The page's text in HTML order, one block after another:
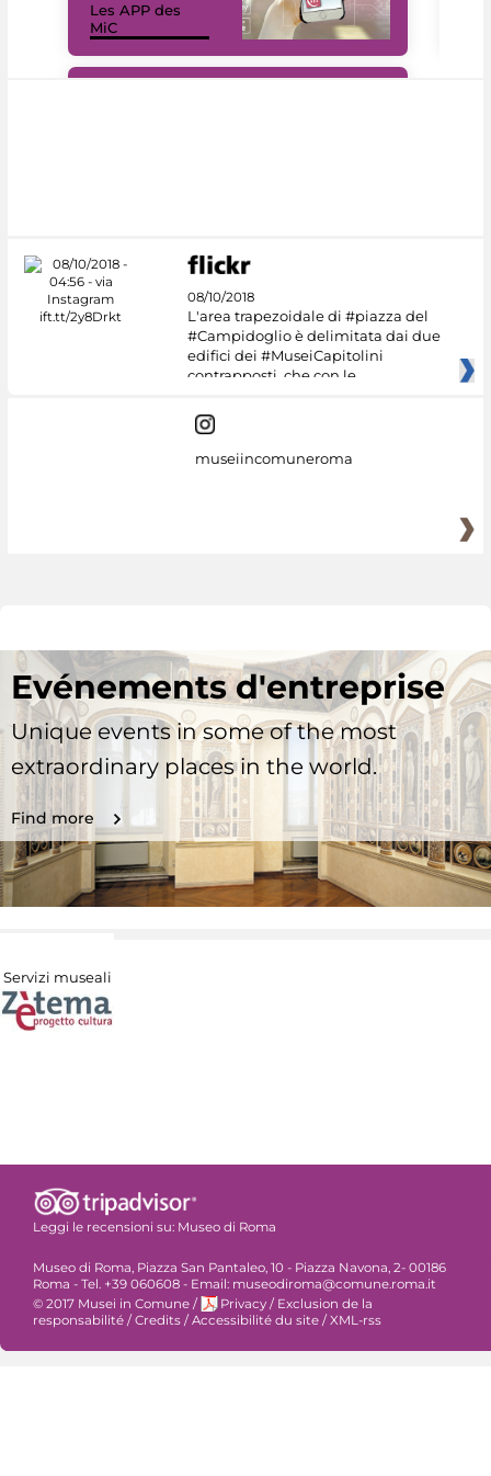
Les APP des
MiC
08/10/2018
L'area trapezoidale di #piazza del
#Campidoglio è delimitata dai due
edifici dei #MuseiCapitolini
contrapposti, che con le
museiincomuneroma
Evénements d'entreprise
Unique events in some of the most
extraordinary places in the world.
Find more
Servizi museali
Leggi le recensioni su: Museo di Roma
Museo di Roma, Piazza San Pantaleo, 10 - Piazza Navona, 2- 00186
Roma - Tel. +39 060608 - Email: museodiroma@comune.roma.it
© 2017 Musei in Comune / Privacy / Exclusion de la
responsabilité / Credits / Accessibilité du site / XML-rss